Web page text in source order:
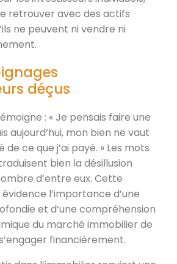
retrouver avec des actifs
ne peuvent ni vendre ni
déçus
: « Je pensais faire une
aujourd’hui, mon bien ne vaut
de ce que j’ai payé. » Les mots
bien la désillusion
d’entre eux. Cette
l’importance d’une
et d’une compréhension
du marché immobilier de
financièrement.